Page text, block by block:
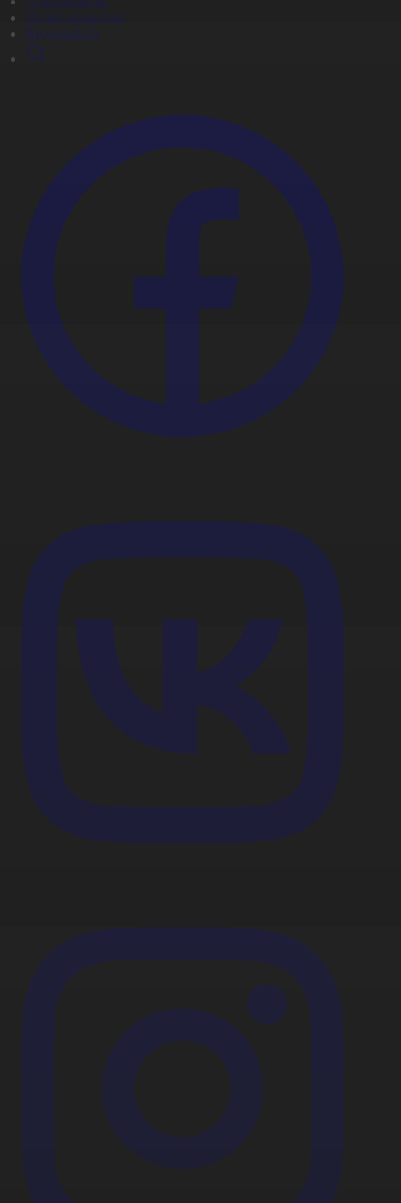
Мультсериалдар
Видеоархив